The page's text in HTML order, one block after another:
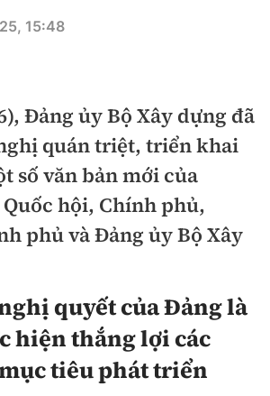
15:48
Đảng ủy Bộ Xây dựng đã
quán triệt, triển khai
số văn bản mới của
hội, Chính phủ,
phủ và Đảng ủy Bộ Xây
quyết của Đảng là
hiện thắng lợi các
tiêu phát triển